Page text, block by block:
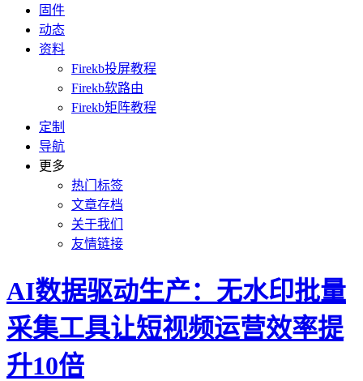
固件
动态
资料
Firekb投屏教程
Firekb软路由
Firekb矩阵教程
定制
导航
更多
热门标签
文章存档
关于我们
友情链接
AI数据驱动生产：无水印批量
采集工具让短视频运营效率提
升10倍